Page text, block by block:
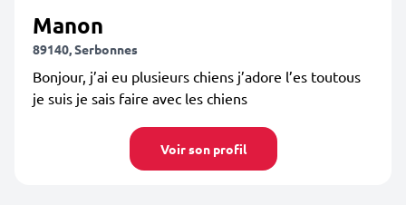
Manon
89140, Serbonnes
Bonjour, j’ai eu plusieurs chiens j’adore l’es toutous
je suis je sais faire avec les chiens
Voir son profil